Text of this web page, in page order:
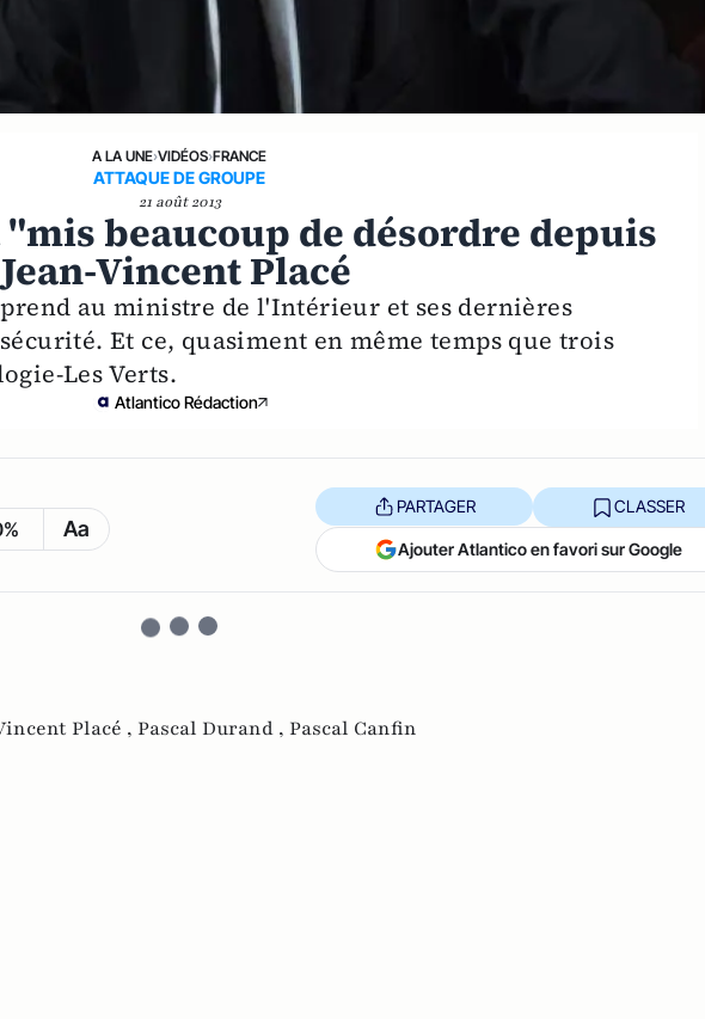
A LA UNE›VIDÉOS›FRANCE
ATTAQUE DE GROUPE
21 août 2013
beaucoup de désordre depuis
Vincent Placé
au ministre de l'Intérieur et ses dernières
Et ce, quasiment en même temps que trois
Les Verts.
Atlantico Rédaction
Aa
PARTAGER CLASSER
Ajouter Atlantico en favori sur Google
Placé , Pascal Durand , Pascal Canfin